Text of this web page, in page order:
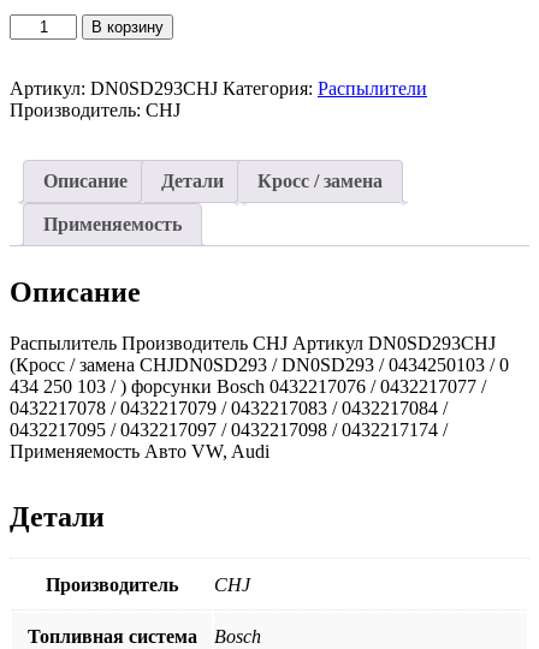
Количество
товара
DN0SD293
0434250103
В корзину
Артикул: DN0SD293CHJ Категория: Распылители
Производитель: CHJ
Описание Детали Кросс / замена
Применяемость
Описание
Распылитель Производитель CHJ Артикул DN0SD293CHJ
(Кросс / замена CHJDN0SD293 / DN0SD293 / 0434250103 / 0
434 250 103 / ) форсунки Bosch 0432217076 / 0432217077 /
0432217078 / 0432217079 / 0432217083 / 0432217084 /
0432217095 / 0432217097 / 0432217098 / 0432217174 /
Применяемость Авто VW, Audi
Детали
Производитель CHJ
Топливная система Bosch